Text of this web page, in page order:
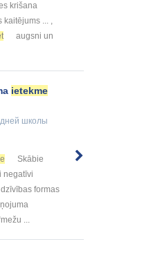
krišana
kaitējums ... ,
augsni un
ietekme
школы
Skābie
negatīvi
formas
...